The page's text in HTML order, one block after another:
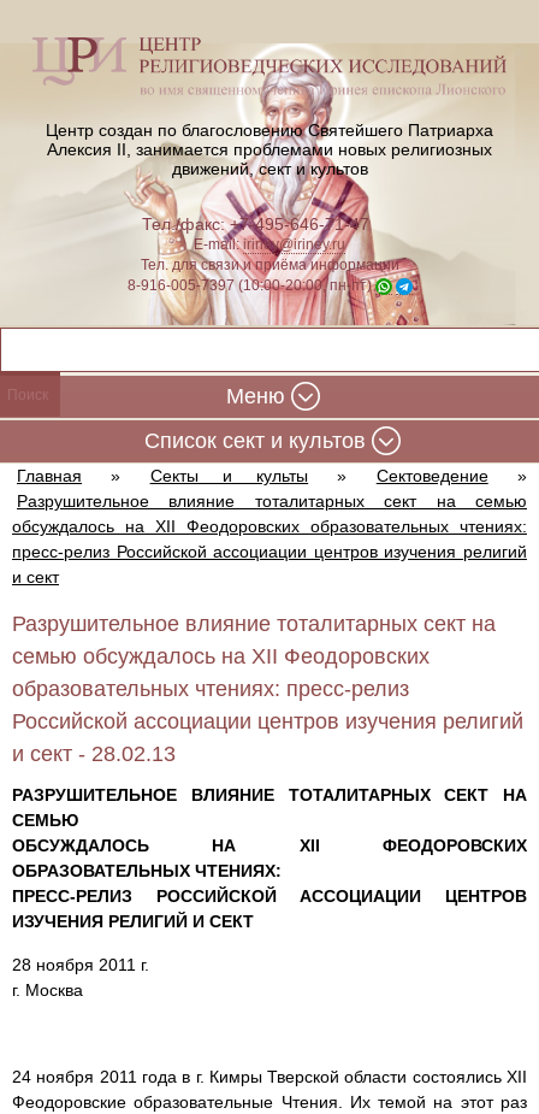
Центр создан по благословению Святейшего Патриарха
Алексия II, занимается проблемами новых религиозных
движений, сект и культов
Тел./факс: +7-495-646-71-47
E-mail:iriney@iriney.ru
Тел. для связи и приёма информации
8-916-005-7397 (10:00-20:00, пн-пт)
Меню
Cписок сект и культов
Главная » Секты и культы » Сектоведение
»
Разрушительное влияние тоталитарных сект на семью
обсуждалось на XII Феодоровских образовательных чтениях:
пресс-релиз Российской ассоциации центров изучения религий
и сект
Разрушительное влияние тоталитарных сект на
семью обсуждалось на XII Феодоровских
образовательных чтениях: пресс-релиз
Российской ассоциации центров изучения религий
и сект - 28.02.13
РАЗРУШИТЕЛЬНОЕ ВЛИЯНИЕ ТОТАЛИТАРНЫХ СЕКТ НА
СЕМЬЮ
ОБСУЖДАЛОСЬ НА XII ФЕОДОРОВСКИХ
ОБРАЗОВАТЕЛЬНЫХ ЧТЕНИЯХ:
ПРЕСС-РЕЛИЗ РОССИЙСКОЙ АССОЦИАЦИИ ЦЕНТРОВ
ИЗУЧЕНИЯ РЕЛИГИЙ И СЕКТ
28 ноября 2011 г.
г. Москва
24 ноября 2011 года в г. Кимры Тверской области состоялись XII
Феодоровские образовательные Чтения. Их темой на этот раз